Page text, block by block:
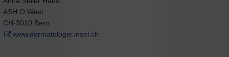
ASH O West
CH-3010 Bern
www.dermatologie.insel.ch